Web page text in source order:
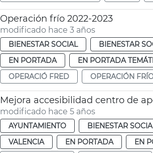
Operación frío 2022-2023
modificado hace 3 años
BIENESTAR SOCIAL BIENESTAR
EN PORTADA
EN PORTADA
OPERACIÓ FRED
OPERACIÓN
Mejora accesibilidad centro de
modificado hace 5 años
AYUNTAMIENTO BIENESTAR
VALENCIA
EN PORTADA EN